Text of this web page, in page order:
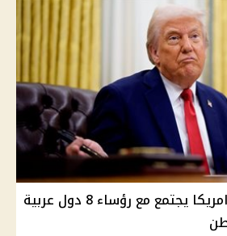
أولهم مصر.. رئيس امريكا يجتمع مع رؤساء 8 دول عربية